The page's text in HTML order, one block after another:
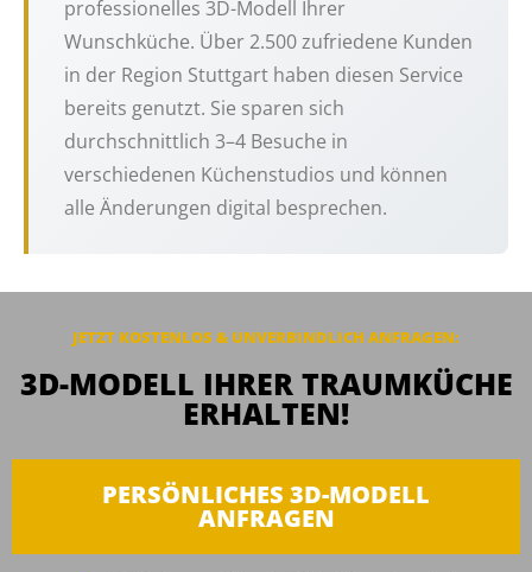
professionelles 3D-Modell Ihrer
Wunschküche. Über 2.500 zufriedene Kunden
in der Region Stuttgart haben diesen Service
bereits genutzt. Sie sparen sich
durchschnittlich 3–4 Besuche in
verschiedenen Küchenstudios und können
alle Änderungen digital besprechen.
JETZT KOSTENLOS & UNVERBINDLICH ANFRAGEN:
3D-MODELL IHRER TRAUMKÜCHE
ERHALTEN!
PERSÖNLICHES 3D-MODELL
ANFRAGEN